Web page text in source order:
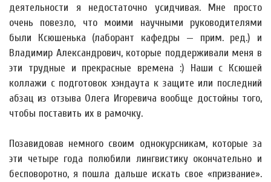
деятельности я недостаточно усидчивая. Мне просто
очень повезло, что моими научными руководителями
были Ксюшенька (лаборант кафедры — прим. ред.) и
Владимир Александрович, которые поддерживали меня в
эти трудные и прекрасные времена :) Наши с Ксюшей
коллажи с подготовок хэндаута к защите или последний
абзац из отзыва Олега Игоревича вообще достойны того,
чтобы поставить их в рамочку.
Позавидовав немного своим однокурсникам, которые за
эти четыре года полюбили лингвистику окончательно и
бесповоротно, я пошла дальше искать свое «призвание».